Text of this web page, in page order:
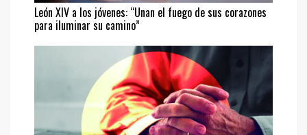
León XIV a los jóvenes: “Unan el fuego de sus corazones
para iluminar su camino”